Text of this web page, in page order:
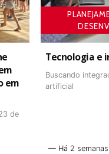
em
de
Tecnologia e
Buscando
artificial
Há 2 semanas